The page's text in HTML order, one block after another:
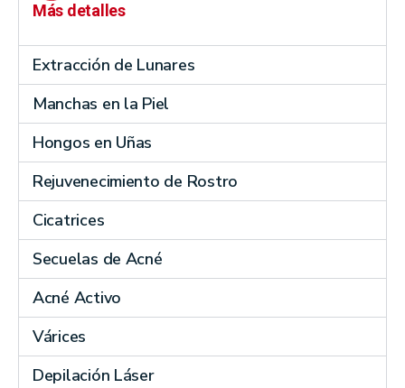
Más detalles
Extracción de Lunares
Manchas en la Piel
Hongos en Uñas
Rejuvenecimiento de Rostro
Cicatrices
Secuelas de Acné
Acné Activo
Várices
Depilación Láser